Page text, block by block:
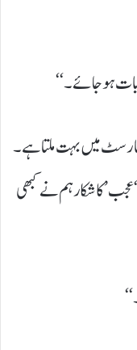
ہو جائے۔‘‘
میں بہت ملتا ہے۔
کا شکار ہم نے کبھی